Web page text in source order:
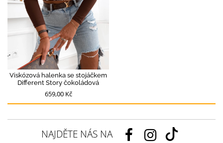
Viskózová halenka se stojáčkem
Different Story čokoládová
659,00 Kč
NAJDĚTE NÁS NA